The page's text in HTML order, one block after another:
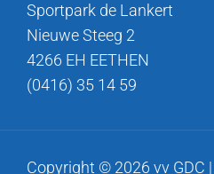
Sportpark de Lankert
Nieuwe Steeg 2
4266 EH EETHEN
(0416) 35 14 59
Copyright © 2026 vv GDC